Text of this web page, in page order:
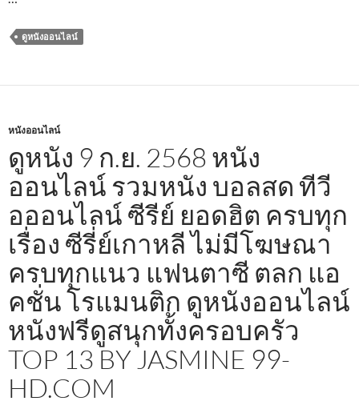
ดูหนังออนไลน์
หนังออนไลน์
ดูหนัง 9 ก.ย. 2568 หนัง
ออนไลน์ รวมหนัง บอลสด ทีวี
อออนไลน์ ซีรีย์ ยอดฮิต ครบทุก
เรื่อง ซีรี่ย์เกาหลี ไม่มีโฆษณา
ครบทุกแนว แฟนตาซี ตลก แอ
คชั่น โรแมนติก ดูหนังออนไลน์
หนังฟรีดูสนุกทั้งครอบครัว
TOP 13 BY JASMINE 99-
HD.COM